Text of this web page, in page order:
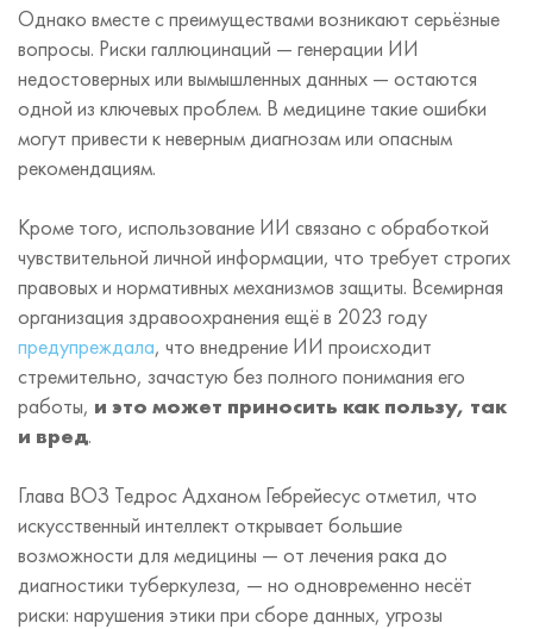
Однако вместе с преимуществами возникают серьёзные
вопросы. Риски галлюцинаций — генерации ИИ
недостоверных или вымышленных данных — остаются
одной из ключевых проблем. В медицине такие ошибки
могут привести к неверным диагнозам или опасным
рекомендациям.
Кроме того, использование ИИ связано с обработкой
чувствительной личной информации, что требует строгих
правовых и нормативных механизмов защиты. Всемирная
организация здравоохранения ещё в 2023 году
предупреждала, что внедрение ИИ происходит
стремительно, зачастую без полного понимания его
работы, и это может приносить как пользу, так
и вред.
Глава ВОЗ Тедрос Адханом Гебрейесус отметил, что
искусственный интеллект открывает большие
возможности для медицины — от лечения рака до
диагностики туберкулеза, — но одновременно несёт
риски: нарушения этики при сборе данных, угрозы